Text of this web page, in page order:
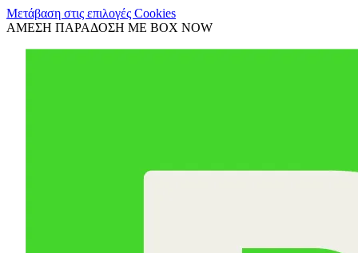
Μετάβαση στις επιλογές Cookies
ΑΜΕΣΗ ΠΑΡΑΔΟΣΗ ΜΕ BOX NOW